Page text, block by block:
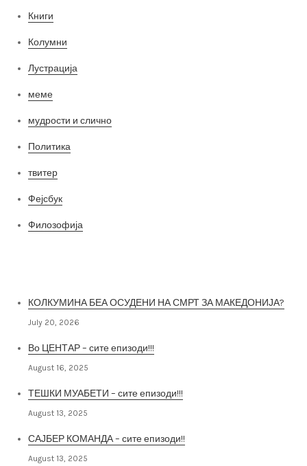
Книги
Колумни
Лустрација
меме
мудрости и слично
Политика
твитер
Фејсбук
Филозофија
КОЛКУМИНА БЕА ОСУДЕНИ НА СМРТ ЗА МАКЕДОНИЈА?
July 20, 2026
Во ЦЕНТАР – сите епизоди!!!
August 16, 2025
ТЕШКИ МУАБЕТИ – сите епизоди!!!
August 13, 2025
САЈБЕР КОМАНДА – сите епизоди!!
August 13, 2025